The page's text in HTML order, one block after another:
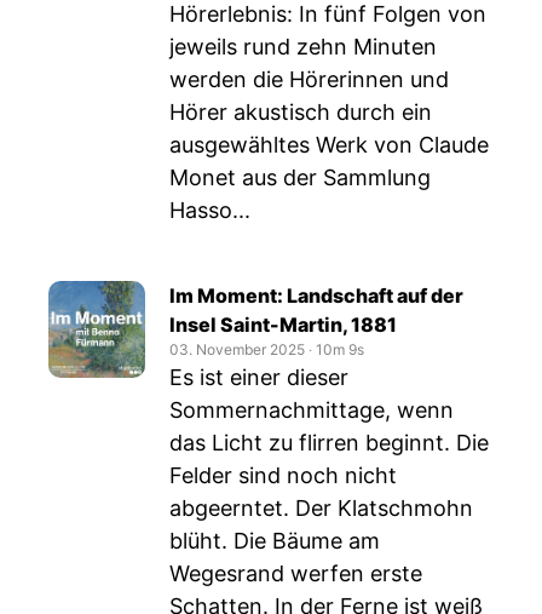
Hörerlebnis: In fünf Folgen von
jeweils rund zehn Minuten
werden die Hörerinnen und
Hörer akustisch durch ein
ausgewähltes Werk von Claude
Monet aus der Sammlung
Hasso...
Im Moment: Landschaft auf der
Insel Saint-Martin, 1881
03. November 2025 ‧ 10m 9s
Es ist einer dieser
Sommernachmittage, wenn
das Licht zu flirren beginnt. Die
Felder sind noch nicht
abgeerntet. Der Klatschmohn
blüht. Die Bäume am
Wegesrand werfen erste
Schatten. In der Ferne ist weiß